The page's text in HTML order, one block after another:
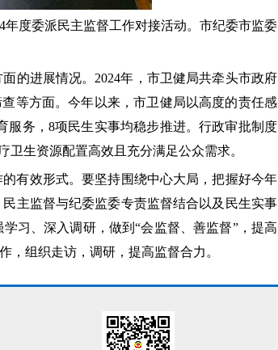
度委派民主监督工作对接活动。市纪委市监委
的进展情况。2024年，市卫健局共牵头市政府
等方面。今年以来，市卫健局以高度的责任感
服务，8项民生实事均稳步推进。行政审批制度
生资源配置高效且充分满足公众需求。
有效形式。要坚持围绕中心大局，把握好今年
主监督与纪委监委专责监督结合以及民生实事
习、深入调研，做到“会监督、善监督”，提高
，组织走访，调研，提高监督合力。